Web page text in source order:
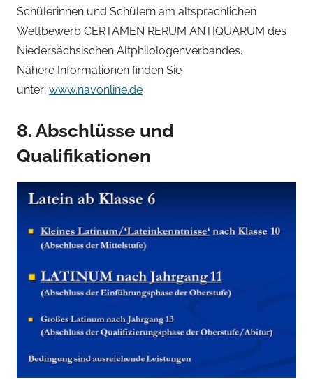
Schülerinnen und Schülern am altsprachlichen
Wettbewerb CERTAMEN RERUM ANTIQUARUM des
Niedersächsischen Altphilologenverbandes.
Nähere Informationen finden Sie
unter: www.navonline.de
8. Abschlüsse und
Qualifikationen